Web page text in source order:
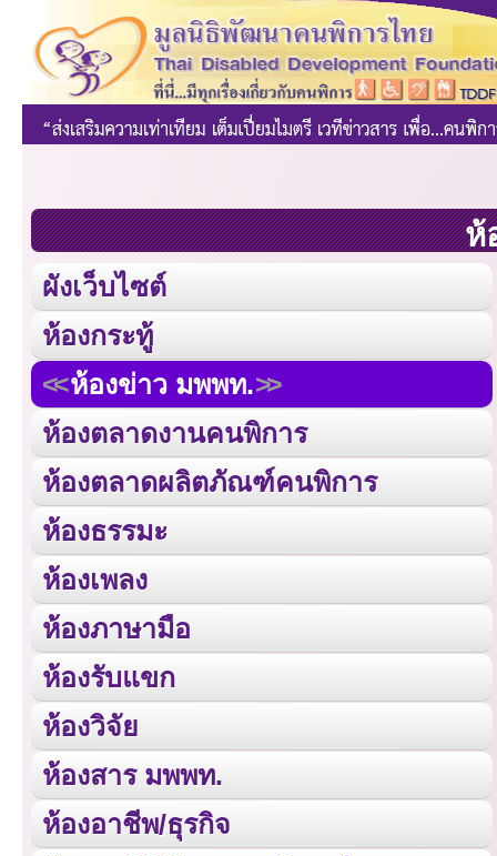
ห้
ผังเว็บไซต์
ห้องกระทู้
ห้องข่าว มพพท.
ห้องตลาดงานคนพิการ
ห้องตลาดผลิตภัณฑ์คนพิการ
ห้องธรรมะ
ห้องเพลง
ห้องภาษามือ
ห้องรับแขก
ห้องวิจัย
ห้องสาร มพพท.
ห้องอาชีพ/ธุรกิจ